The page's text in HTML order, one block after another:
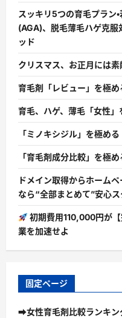
スッキリ5つの育毛プラン
(AGA)、脱毛薄毛ハゲ克
ッド
クリスマス、お正月には
育毛剤「レビュー」を極め
育毛、ハゲ、薄毛「女性」
「ミノキシジル」を極める
「育毛剤成分比較」を極め
ドメイン取得からホーム
なら“全部まとめて”安心ス
初期費用110,000円が
業を加速せよ
固定ページ
➡女性育毛剤比較ランキン